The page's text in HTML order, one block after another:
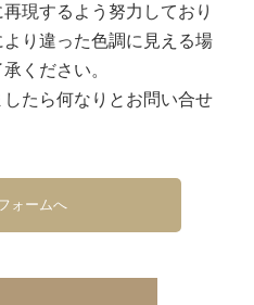
現するよう努力しており
り違った色調に見える場
ください。
たら何なりとお問い合せ
ォームへ